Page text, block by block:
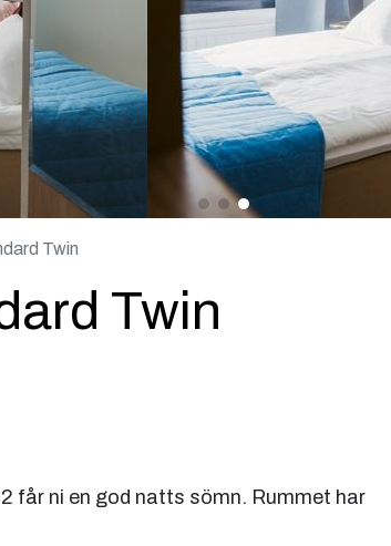
Twin
Twin
får ni en god natts sömn. Rummet har